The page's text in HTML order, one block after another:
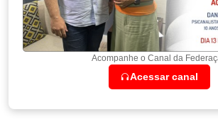
Acompanhe o Canal da
Acessar canal